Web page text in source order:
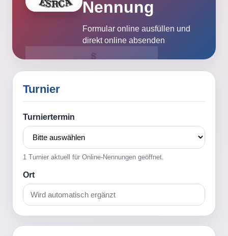
Nennung
Formular online ausfüllen und
direkt online absenden
Turnier
Turniertermin
1 Turnier aktuell für Online-Nennungen geöffnet.
Ort